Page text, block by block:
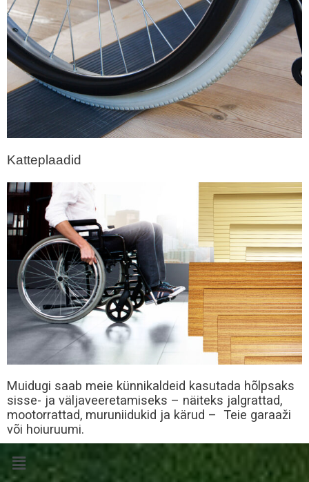
Katteplaadid
Muidugi saab meie künnikaldeid kasutada hõlpsaks
sisse- ja väljaveeretamiseks – näiteks jalgrattad,
mootorrattad, muruniidukid ja kärud – Teie garaaži
või hoiuruumi.
Menu